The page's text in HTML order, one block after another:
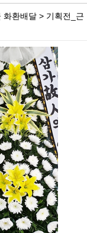
화환배달 > 기획전_근